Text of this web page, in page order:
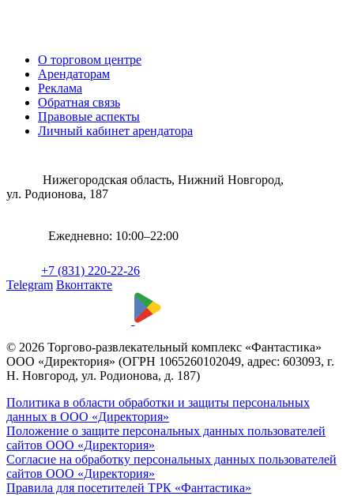
О торговом центре
Арендаторам
Реклама
Обратная связь
Правовые аспекты
Личный кабинет арендатора
Нижегородская область, Нижний Новгород,
ул. Родионова, 187
Ежедневно: 10:00–22:00
+7 (831) 220-22-26
Telegram Вконтакте
© 2026 Торгово-развлекательный комплекс «Фантастика»
ООО «Директория» (ОГРН 1065260102049, адрес: 603093, г.
Н. Новгород, ул. Родионова, д. 187)
Политика в области обработки и защиты персональных
данных в ООО «Директория»
Положение о защите персональных данных пользователей
сайтов ООО «Директория»
Согласие на обработку персональных данных пользователей
сайтов ООО «Директория»
Правила для посетителей ТРК «Фантастика»